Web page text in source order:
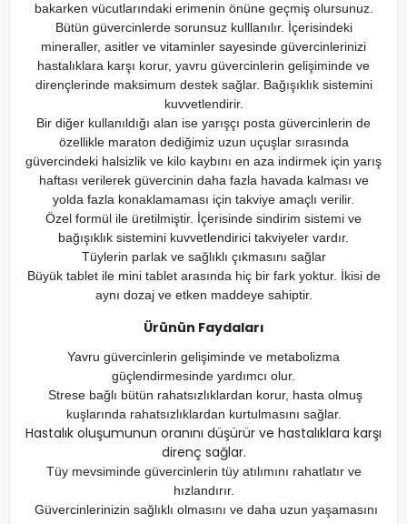
bakarken vücutlarındaki erimenin önüne geçmiş olursunuz.
Bütün güvercinlerde sorunsuz kulllanılır. İçerisindeki
mineraller, asitler ve vitaminler sayesinde güvercinlerinizi
hastalıklara karşı korur, yavru güvercinlerin gelişiminde ve
dirençlerinde maksimum destek sağlar. Bağışıklık sistemini
kuvvetlendirir.
Bir diğer kullanıldığı alan ise yarışçı posta güvercinlerin de
özellikle maraton dediğimiz uzun uçuşlar sırasında
güvercindeki halsizlik ve kilo kaybını en aza indirmek için yarış
haftası verilerek güvercinin daha fazla havada kalması ve
yolda fazla konaklamaması için takviye amaçlı verilir.
Özel formül ile üretilmiştir. İçerisinde sindirim sistemi ve
bağışıklık sistemini kuvvetlendirici takviyeler vardır.
Tüylerin parlak ve sağlıklı çıkmasını sağlar
Büyük tablet ile mini tablet arasında hiç bir fark yoktur. İkisi de
aynı dozaj ve etken maddeye sahiptir.
Ürünün Faydaları
Yavru güvercinlerin gelişiminde ve metabolizma
güçlendirmesinde yardımcı olur.
Strese bağlı bütün rahatsızlıklardan korur, hasta olmuş
kuşlarında rahatsızlıklardan kurtulmasını sağlar.
Hastalık oluşumunun oranını düşürür ve hastalıklara karşı
direnç sağlar.
Tüy mevsiminde güvercinlerin tüy atılımını rahatlatır ve
hızlandırır.
Güvercinlerinizin sağlıklı olmasını ve daha uzun yaşamasını